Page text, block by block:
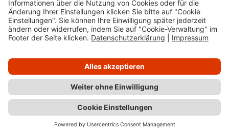
Unsere Geschichte
News
Impressum Datenschutz Cookie-Verwaltung
Barrierefreiheit Kundenportal
Wüstenrot Haus- und Städtebau